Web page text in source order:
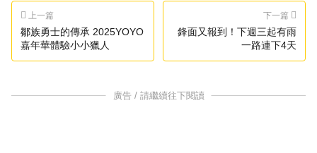
上一篇
鄒族勇士的傳承 2025YOYO
嘉年華體驗小小獵人
下一篇
鋒面又報到！下週三起有雨
一路連下4天
廣告 / 請繼續往下閱讀